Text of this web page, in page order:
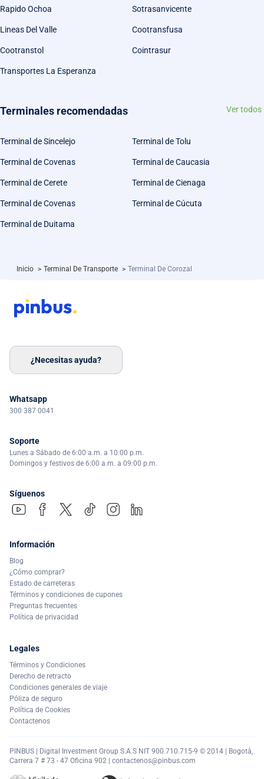
Rapido Ochoa Sotrasanvicente
Lineas Del Valle Cootransfusa
Cootranstol Cointrasur
Transportes La Esperanza
Terminales recomendadas Ver todos
Terminal de Sincelejo Terminal de Tolu
Terminal de Covenas Terminal de Caucasia
Terminal de Cerete Terminal de Cienaga
Terminal de Covenas Terminal de Cúcuta
Terminal de Duitama
Inicio > Terminal De Transporte > Terminal De Corozal
¿Necesitas ayuda?
Whatsapp
300 387 0041
Soporte
Lunes a Sábado de 6:00 a.m. a 10:00 p.m.
Domingos y festivos de 6:00 a.m. a 09:00 p.m.
Síguenos
Información
Blog
¿Cómo comprar?
Estado de carreteras
Términos y condiciones de cupones
Preguntas frecuentes
Política de privacidad
Legales
Términos y Condiciones
Derecho de retracto
Condiciones generales de viaje
Póliza de seguro
Política de Cookies
Contactenos
PINBUS | Digital Investment Group S.A.S NIT 900.710.715-9 © 2014 | Bogotá,
Carrera 7 # 73 - 47 Oficina 902 | contactenos@pinbus.com